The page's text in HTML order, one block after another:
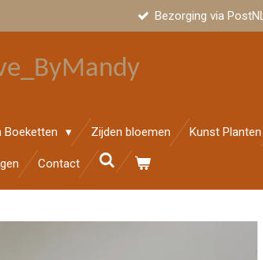
Bezorging via PostNL
Boeketten Zijden bloemen Kunst Planten
Contact